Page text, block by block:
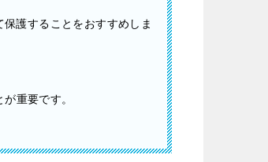
護することをおすすめしま
重要です。